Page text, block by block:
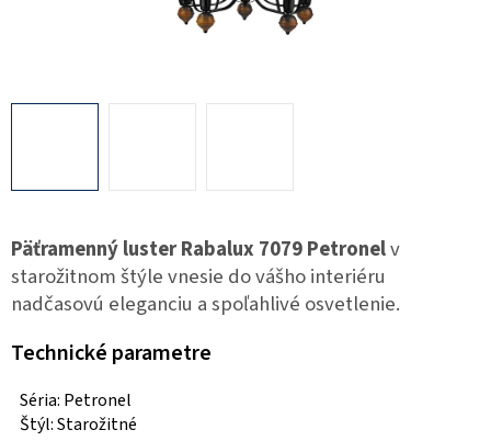
Päťramenný luster Rabalux 7079 Petronelv
starožitnom štýle vnesie do vášho interiéru
nadčasovú eleganciu a spoľahlivé osvetlenie.
Technické parametre
Séria: Petronel
Štýl: Starožitné